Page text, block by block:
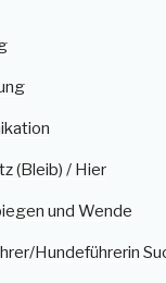
(Bleib) / Hier
und Wende
Hundeführerin